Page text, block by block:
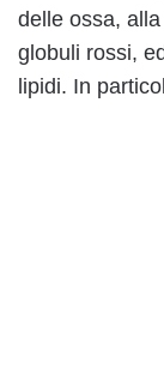
delle ossa,
globuli rossi,
lipidi. In